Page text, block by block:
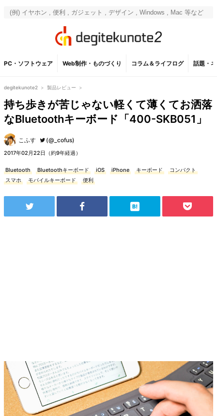
PC・ソフトウェア Web制作・ものづくり コラム＆ライフログ 話題・
degitekunote2 > 製品レビュー >
持ち歩きが苦じゃない軽くて薄くてお洒落
なBluetoothキーボード「400-SKB051」
こふす (@_cofus)
2017年02月22日（約9年経過）
Bluetooth Bluetoothキーボード iOS iPhone キーボード
コンパクト
スマホ
モバイルキーボード 便利